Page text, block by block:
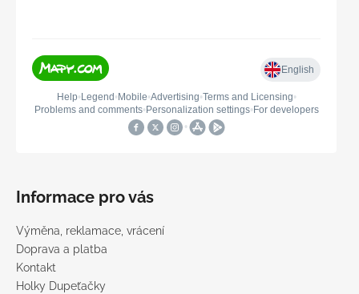
Informace pro vás
Výměna, reklamace, vrácení
Doprava a platba
Kontakt
Holky Dupeťačky